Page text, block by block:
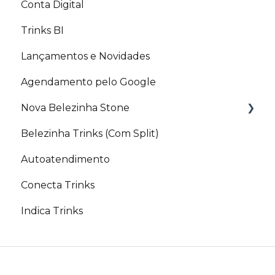
Artigos Relacionados
Conta Digital
Trinks BI
Lançamentos e Novidades
Agendamento pelo Google
Nova Belezinha Stone
PIX Belezinha
Belezinha Trinks (Com Split)
Autoatendimento
Conecta Trinks
Indica Trinks